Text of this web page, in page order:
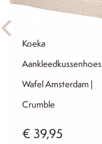
Koeka
Aankleedkussenhoes
Wafel Amsterdam |
Crumble
€ 39,95